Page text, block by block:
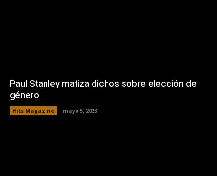
Paul Stanley matiza dichos sobre elección de
género
Hits Magazine mayo 5, 2023